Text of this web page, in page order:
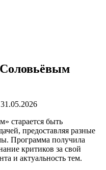
31.05.2026
старается быть
предоставляя разные
Программа получила
критиков за свой
и актуальность тем.